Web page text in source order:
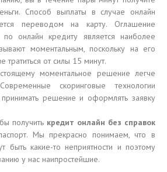
Способ выплаты в случае онлайн
переводом на карту. Оглашение
онлайн кредиту является наиболее
моментальным, поскольку на его
от силы 15 минут.
моментальное решение легче
скоринговые технологии
решение и оформлять заявку
получить кредит онлайн без справок
Мы прекрасно понимаем, что в
быть какие-то неприятности и поэтому
у нас наипростейшие.